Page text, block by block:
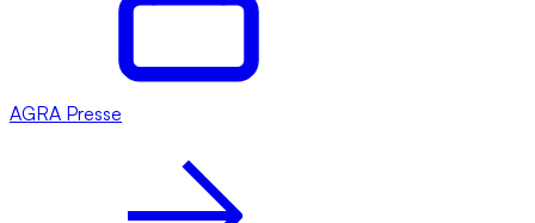
AGRA Presse